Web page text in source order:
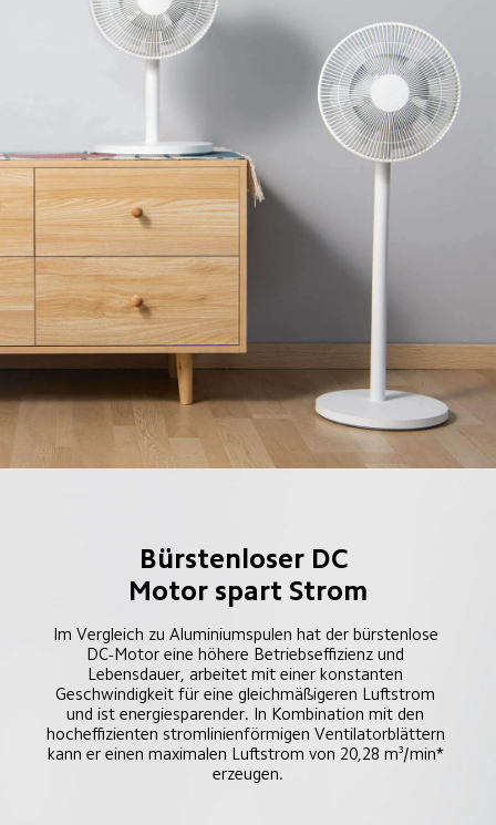
Bürstenloser DC
Motor spart Strom
Im Vergleich zu Aluminiumspulen hat der bürstenlose
DC-Motor eine höhere Betriebseffizienz und
Lebensdauer, arbeitet mit einer konstanten
Geschwindigkeit für eine gleichmäßigeren Luftstrom
und ist energiesparender. In Kombination mit den
hocheffizienten stromlinienförmigen Ventilatorblättern
kann er einen maximalen Luftstrom von 20,28 m³/min*
erzeugen.